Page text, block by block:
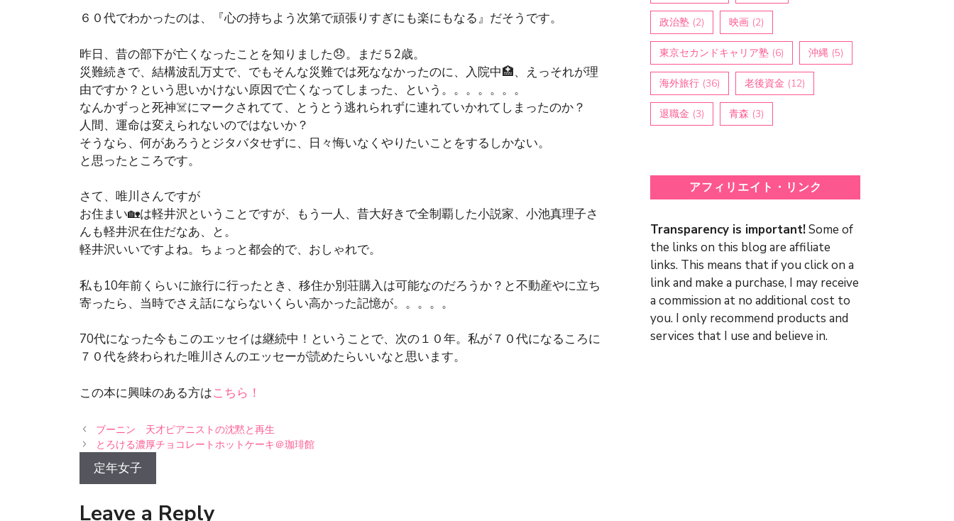
６０代でわかったのは、『心の持ちよう次第で頑張りすぎにも楽にもなる』だそうです。
昨日、昔の部下が亡くなったことを知りました😞。まだ５2歳。
災難続きで、結構波乱万丈で、でもそんな災難では死ななかったのに、入院中🏥、えっそれが理
由ですか？という思いかけない原因で亡くなってしまった、という。。。。。。。
なんかずっと死神☠️にマークされてて、とうとう逃れられずに連れていかれてしまったのか？
人間、運命は変えられないのではないか？
そうなら、何があろうとジタバタせずに、日々悔いなくやりたいことをするしかない。
と思ったところです。
さて、唯川さんですが
お住まい🏡は軽井沢ということですが、もう一人、昔大好きで全制覇した小説家、小池真理子さ
んも軽井沢在住だなあ、と。
軽井沢いいですよね。ちょっと都会的で、おしゃれで。
私も10年前くらいに旅行に行ったとき、移住か別荘購入は可能なのだろうか？と不動産やに立ち
寄ったら、当時でさえ話にならないくらい高かった記憶が。。。。。
70代になった今もこのエッセイは継続中！ということで、次の１０年。私が７０代になるころに
７０代を終わられた唯川さんのエッセーが読めたらいいなと思います。
この本に興味のある方はこちら！
ブーニン 天才ピアニストの沈黙と再生
とろける濃厚チョコレートホットケーキ＠珈琲館
定年女子
Leave a Reply
政治塾 (2) 映画 (2)
東京セカンドキャリア塾 (6) 沖縄 (5)
海外旅行 (36) 老後資金 (12)
退職金 (3) 青森 (3)
アフィリエイト・リンク
Transparency is important!Some of
the links on this blog are affiliate
links. This means that if you click on a
link and make a purchase, I may receive
a commission at no additional cost to
you. I only recommend products and
services that I use and believe in.